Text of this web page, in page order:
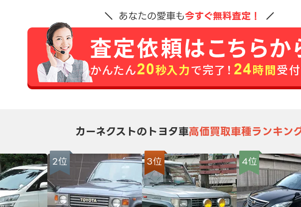
あなたの愛車も今すぐ無料査定！
カーネクストのトヨタ車高価買取車種ランキン
2位 3位 4位